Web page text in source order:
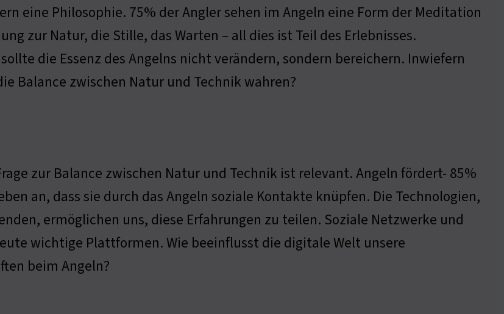
eine Philosophie. 75% der Angler sehen im Angeln eine Form der Meditation
zur Natur, die Stille, das Warten – all dies ist Teil des Erlebnisses.
die Essenz des Angelns nicht verändern, sondern bereichern. Inwiefern
Balance zwischen Natur und Technik wahren?
zur Balance zwischen Natur und Technik ist relevant. Angeln fördert- 85%
an, dass sie durch das Angeln soziale Kontakte knüpfen. Die Technologien,
ermöglichen uns, diese Erfahrungen zu teilen. Soziale Netzwerke und
wichtige Plattformen. Wie beeinflusst die digitale Welt unsere
beim Angeln?